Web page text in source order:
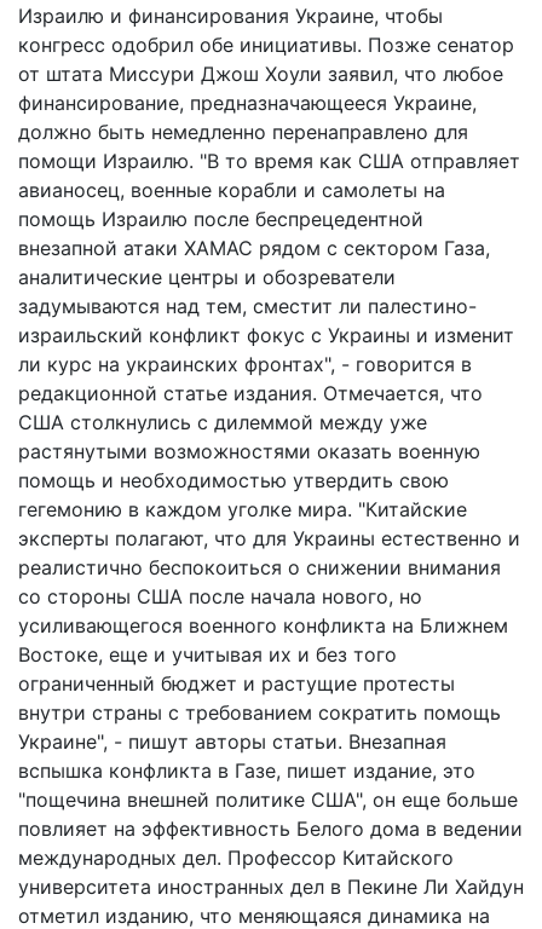
Израилю и финансирования Украине, чтобы
конгресс одобрил обе инициативы. Позже сенатор
от штата Миссури Джош Хоули заявил, что любое
финансирование, предназначающееся Украине,
должно быть немедленно перенаправлено для
помощи Израилю. "В то время как США отправляет
авианосец, военные корабли и самолеты на
помощь Израилю после беспрецедентной
внезапной атаки ХАМАС рядом с сектором Газа,
аналитические центры и обозреватели
задумываются над тем, сместит ли палестино-
израильский конфликт фокус с Украины и изменит
ли курс на украинских фронтах", - говорится в
редакционной статье издания. Отмечается, что
США столкнулись с дилеммой между уже
растянутыми возможностями оказать военную
помощь и необходимостью утвердить свою
гегемонию в каждом уголке мира. "Китайские
эксперты полагают, что для Украины естественно и
реалистично беспокоиться о снижении внимания
со стороны США после начала нового, но
усиливающегося военного конфликта на Ближнем
Востоке, еще и учитывая их и без того
ограниченный бюджет и растущие протесты
внутри страны с требованием сократить помощь
Украине", - пишут авторы статьи. Внезапная
вспышка конфликта в Газе, пишет издание, это
"пощечина внешней политике США", он еще больше
повлияет на эффективность Белого дома в ведении
международных дел. Профессор Китайского
университета иностранных дел в Пекине Ли Хайдун
отметил изданию, что меняющаяся динамика на